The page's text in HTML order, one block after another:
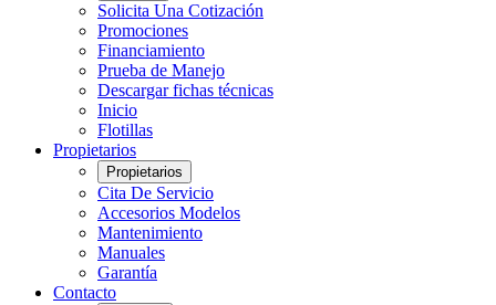
Solicita Una Cotización
Promociones
Financiamiento
Prueba de Manejo
Descargar fichas técnicas
Inicio
Flotillas
Propietarios
Propietarios
Cita De Servicio
Accesorios Modelos
Mantenimiento
Manuales
Garantía
Contacto